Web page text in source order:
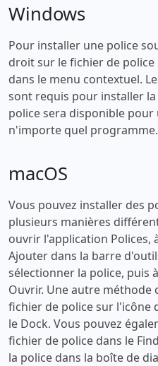
Windows
Pour installer une police
droit sur le fichier de
dans le menu contextuel.
sont requis pour installer
police sera disponible
n'importe quel programme.
macOS
Vous pouvez installer des
plusieurs manières
ouvrir l'application Polices,
Ajouter dans la barre
sélectionner la police, puis
Ouvrir. Une autre méthode
fichier de police sur l'icône
le Dock. Vous pouvez
fichier de police dans le
la police dans la boîte de